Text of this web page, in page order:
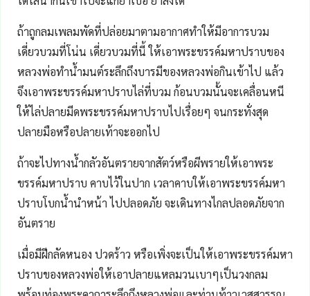
ถ้าถูกลมเพลมพัดที่ปล่อยมาตามอากาศทำให้มีอาการบวม
เดี่ยวบวมที่โน่น เดี่ยวบวมที่นี้ ให้เอาพระขรรค์มหาปราบของ
หลวงพ่อทำน้ำมนต์ระลึกถึงบารมีของหลวงพ่อกินเข้าไป แล้ว
จึงเอาพระขรรค์มหาปราบไล่ที่บวม ก้อนบวมนั้นจะเคลื่อนหนี
ให้ไล่ปลายมีดพระขรรค์มหาปราบไปเรื่อยๆ จนกระทั่งสุด
ปลายมือหรือปลายเท้าจะออกไป
ถ้าจะไปทางน้ำกลัวอันตรายจากสัตว์หรือผีพรายให้เอาพระ
ขรรค์มหาปราบ คาบไว้ในปาก เวลาคาบให้เอาพระขรรค์มหา
ปราบโบกน้ำนำหน้า ไปปลอดภัย จะเดินทางไกลปลอดภัยจาก
อันตราย
เมื่อมีฝีกลัดหนอง ปวดร้าว หรือเพิ่งจะเป็นให้เอาพระขรรค์มหา
ปราบของหลวงพ่อให้เอาปลายแหลมวนเบาๆเป็นวงกลม